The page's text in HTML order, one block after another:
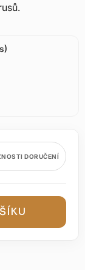
DORUČENÍ